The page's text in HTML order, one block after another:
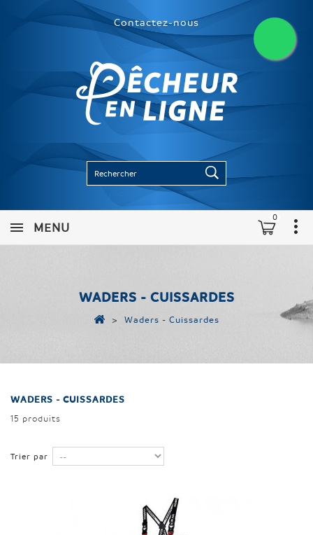
Contactez-nous
0
MENU
WADERS - CUISSARDES
> Waders - Cuissardes
WADERS - CUISSARDES
15 produits
Trier par